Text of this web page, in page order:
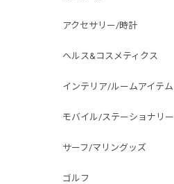
アクセサリー/時計
ヘルス&コスメティクス
インテリア/ルームアイテム
モバイル/ステーショナリー
サーフ/マリングッズ
ゴルフ